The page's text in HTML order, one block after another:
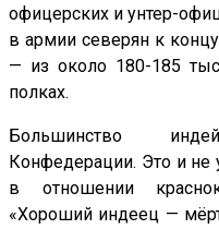
офицерских и унтер-
в армии северян к
— из около 180-185
полках.
Большинство
Конфедерации. Это и не
в отношении
«Хороший индеец —